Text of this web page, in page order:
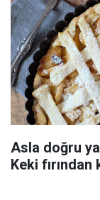
Asla doğru
Keki fırından